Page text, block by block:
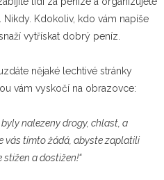
Kdokoliv, kdo vám napíše
vytřískat dobrý peníz.
nějaké lechtivé stránky
vám vyskočí na obrazovce:
byly nalezeny drogy, chlast, a
vás tímto žádá, abyste zaplatili
a dostižen!“